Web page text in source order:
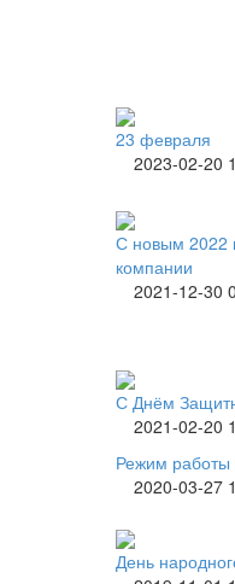
23 февраля
2023-02-20
С новым 2022
компании
2021-12-30
С Днём
2021-02-20
Режим работы
2020-03-27
День